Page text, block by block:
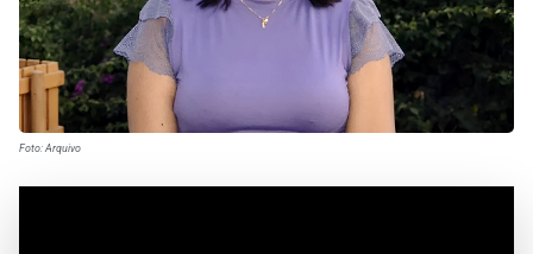
Foto: Arquivo